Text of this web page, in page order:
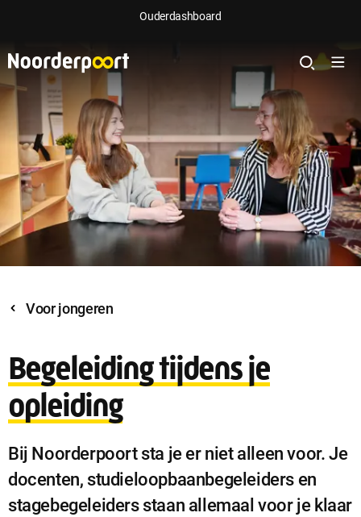
Ouderdashboard
Voor jongeren
Begeleiding tijdens je
opleiding
Bij Noorderpoort sta je er niet alleen voor. Je
docenten, studieloopbaanbegeleiders en
stagebegeleiders staan allemaal voor je klaar